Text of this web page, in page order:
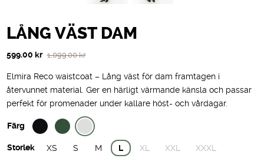
LÅNG VÄST DAM
1,099.00kr
Det
priset
var:
1,099.00 kr.
599.00 kr
Det
priset
är:
599.00 kr.
Elmira Reco waistcoat – Lång väst för dam framtagen i
återvunnet material. Ger en härligt värmande känsla och passar
perfekt för promenader under kallare höst- och vårdagar.
Storlek XS S M L XL XXL XXXL
Färg